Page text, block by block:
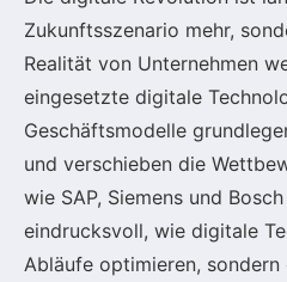
Zukunftsszenario mehr,
Realität von Unternehmen
eingesetzte digitale
Geschäftsmodelle
und verschieben die
wie SAP, Siemens und
eindrucksvoll, wie digitale
Abläufe optimieren, sondern